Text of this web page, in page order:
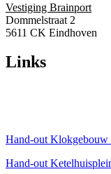
Vestiging Brainport
Dommelstraat 2
5611 CK Eindhoven
Links
Hand-out Klokgebouw
Hand-out